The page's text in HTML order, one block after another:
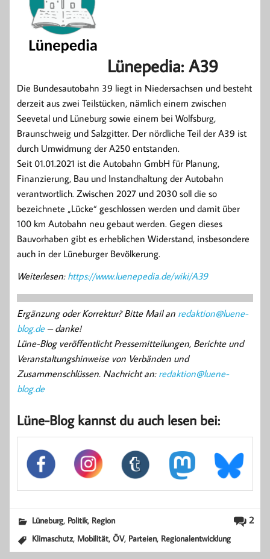
Lünepedia: A39
Die Bundesautobahn 39 liegt in Niedersachsen und besteht
derzeit aus zwei Teilstücken, nämlich einem zwischen
Seevetal und Lüneburg sowie einem bei Wolfsburg,
Braunschweig und Salzgitter. Der nördliche Teil der A39 ist
durch Umwidmung der A250 entstanden.
Seit 01.01.2021 ist die Autobahn GmbH für Planung,
Finanzierung, Bau und Instandhaltung der Autobahn
verantwortlich. Zwischen 2027 und 2030 soll die so
bezeichnete „Lücke“ geschlossen werden und damit über
100 km Autobahn neu gebaut werden. Gegen dieses
Bauvorhaben gibt es erheblichen Widerstand, insbesondere
auch in der Lüneburger Bevölkerung.
Weiterlesen: https://www.luenepedia.de/wiki/A39
Ergänzung oder Korrektur? Bitte Mail an redaktion@luene-
blog.de– danke!
Lüne-Blog veröffentlicht Pressemitteilungen, Berichte und
Veranstaltungshinweise von Verbänden und
Zusammenschlüssen. Nachricht an: redaktion@luene-
blog.de
Lüne-Blog kannst du auch lesen bei:
2
Lüneburg, Politik, Region
Klimaschutz, Mobilität,ÖV, Parteien, Regionalentwicklung